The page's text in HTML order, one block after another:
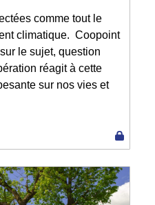
comme tout le
climatique. Coopoint
le sujet, question
réagit à cette
sur nos vies et